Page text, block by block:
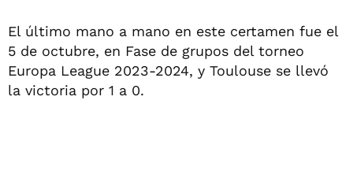
El último mano a mano en este certamen fue el
5 de octubre, en Fase de grupos del torneo
Europa League 2023-2024, y Toulouse se llevó
la victoria por 1 a 0.